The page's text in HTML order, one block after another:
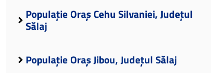
Populație Oraș Cehu Silvaniei, Județul
Sălaj
Populație Oraș Jibou, Județul Sălaj